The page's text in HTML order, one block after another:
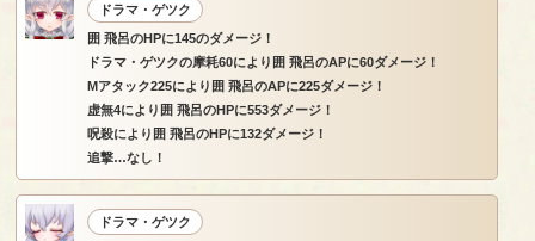
ドラマ・ゲツク
囲 飛呂のHPに145のダメージ！
ドラマ・ゲツクの摩耗60により囲 飛呂のAPに60ダメージ！
Mアタック225により囲 飛呂のAPに225ダメージ！
虚無4により囲 飛呂のHPに553ダメージ！
呪殺により囲 飛呂のHPに132ダメージ！
追撃…なし！
ドラマ・ゲツク